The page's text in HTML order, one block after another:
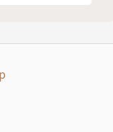
挑戰他人不敢使
將收獲豐碩的果
你的